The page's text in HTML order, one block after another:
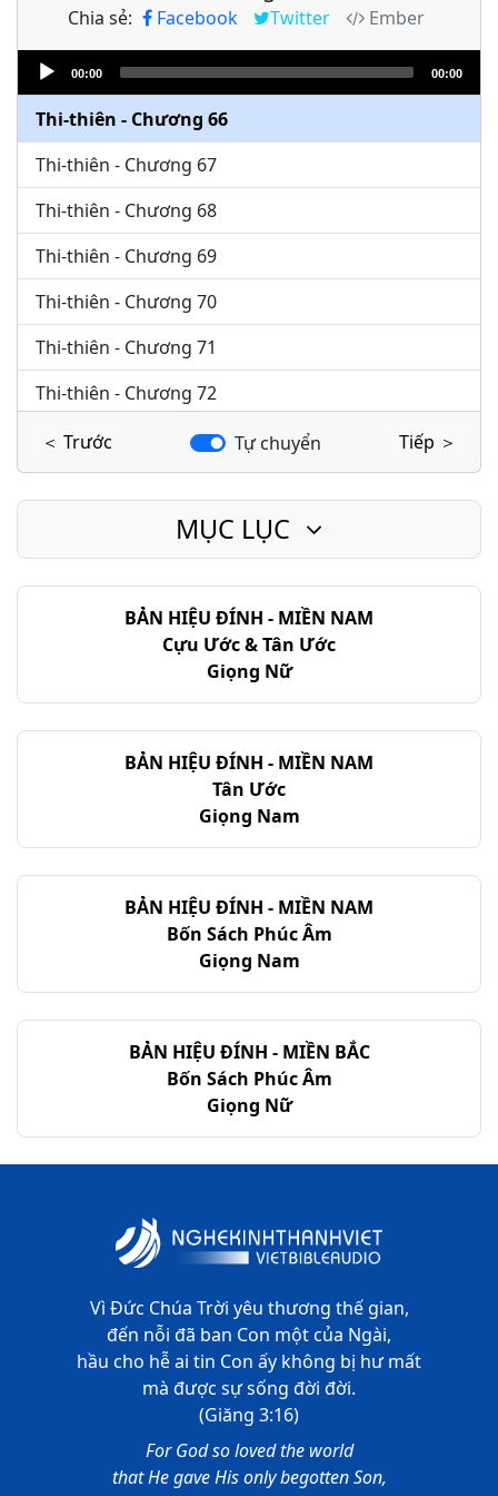
Chia sẻ: Facebook Twitter
Ember
Audio
Player
00:00 00:00
Thi-thiên - Chương 64
Thi-thiên - Chương 65
Thi-thiên - Chương 66
Thi-thiên - Chương 67
Thi-thiên - Chương 68
Thi-thiên - Chương 69
Thi-thiên - Chương 70
Thi-thiên - Chương 71
Thi-thiên - Chương 72
Thi-thiên - Chương 73
Thi-thiên - Chương 75
Thi-thiên - Chương 77
Thi-thiên - Chương 78
Thi-thiên - Chương 80
Thi-thiên - Chương 81
Thi-thiên - Chương 82
Thi-thiên - Chương 83
Thi-thiên - Chương 84
Thi-thiên - Chương 85
Thi-thiên - Chương 87
Thi-thiên - Chương 89
Thi-thiên - Chương 90
Thi-thiên - Chương 91
Thi-thiên - Chương 92
Thi-thiên - Chương 93
Thi-thiên - Chương 94
Thi-thiên - Chương 95
Thi-thiên - Chương 96
＜ Trước Tự chuyển Tiếp ＞
BẢN HIỆU ĐÍNH - MIỀN NAM
Cựu Ước & Tân Ước
Giọng Nữ
BẢN HIỆU ĐÍNH - MIỀN NAM
Tân Ước
Giọng Nam
BẢN HIỆU ĐÍNH - MIỀN NAM
Bốn Sách Phúc Âm
Giọng Nam
BẢN HIỆU ĐÍNH - MIỀN BẮC
Bốn Sách Phúc Âm
Giọng Nữ
MỤC LỤC
Vì Đức Chúa Trời yêu thương thế gian,
đến nỗi đã ban Con một của Ngài,
hầu cho hễ ai tin Con ấy không bị hư mất
mà được sự sống đời đời.
(Giăng 3:16)
For God so loved the world
that He gave His only begotten Son,